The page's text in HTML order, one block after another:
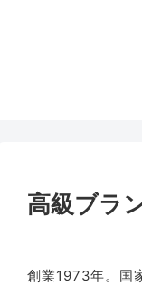
高級ブラ
創業1973年。国